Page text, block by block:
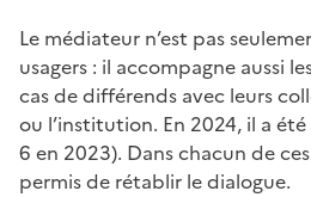
Le médiateur n’est pas
usagers : il accompagne aussi
cas de différends avec leurs
ou l’institution. En 2024, il a
6 en 2023). Dans chacun de
permis de rétablir le dialogue.